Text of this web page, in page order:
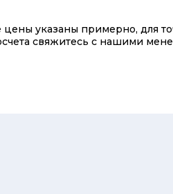
цены указаны примерно, для
свяжитесь с нашими